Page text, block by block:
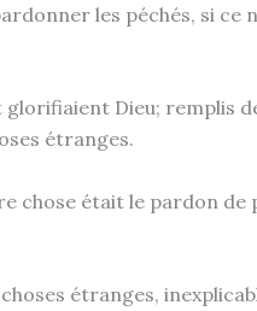
les péchés, si ce
glorifiaient Dieu; remplis
étranges.
chose était le pardon de
étranges,